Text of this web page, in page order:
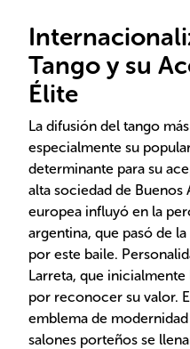
Tango y su
Élite
La difusión del tango
especialmente su
determinante para su
alta sociedad de Buenos
europea influyó en la
argentina, que pasó de
por este baile.
Larreta, que
por reconocer su valor.
emblema de
salones porteños se